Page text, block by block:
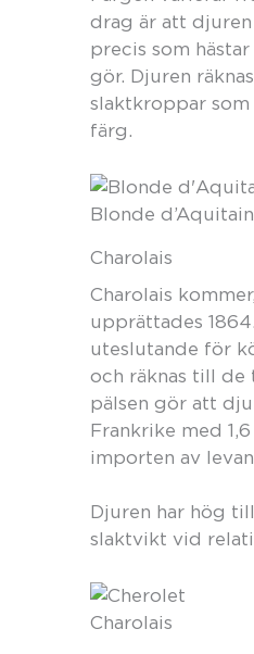
drag är att
precis som
gör. Djuren
slaktkroppar
färg.
Blonde
Charolais
Charolais
upprättades
uteslutande för
och räknas till de
pälsen gör att
Frankrike med
importen av
Djuren har hög
slaktvikt vid
Charolais